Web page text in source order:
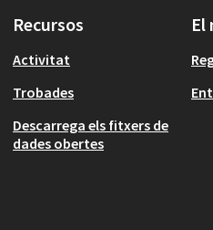
Recursos
Activitat
Trobades
Descarrega els fitxers de
dades obertes
El